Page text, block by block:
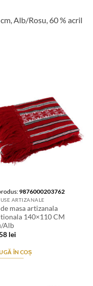
Alb/Rosu, 60 % acril
9876000203762
ARTIZANALE
masa artizanala
140×110 CM
Alb
lei
ÎN COȘ